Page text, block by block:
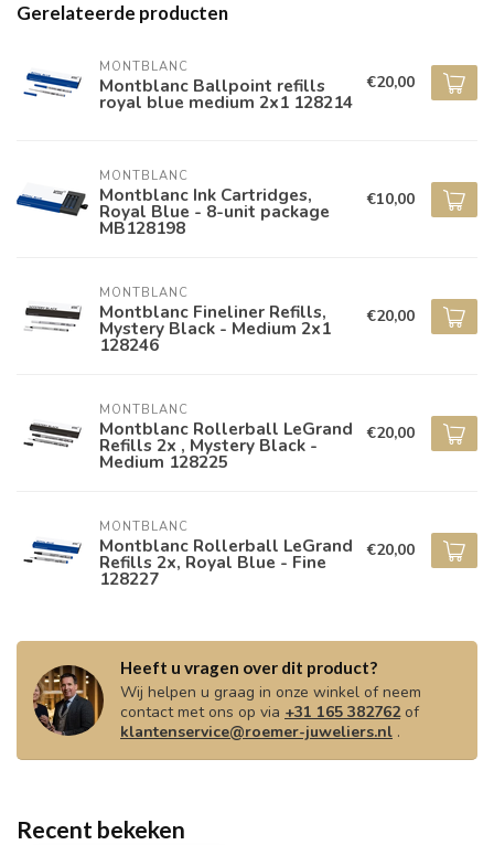
Gerelateerde producten
MONTBLANC
Montblanc Ballpoint refills
royal blue medium 2x1 128214
€20,00
MONTBLANC
Montblanc Ink Cartridges,
Royal Blue - 8-unit package
MB128198
€10,00
MONTBLANC
Montblanc Fineliner Refills,
Mystery Black - Medium 2x1
128246
€20,00
MONTBLANC
Montblanc Rollerball LeGrand
Refills 2x , Mystery Black -
Medium 128225
€20,00
MONTBLANC
Montblanc Rollerball LeGrand
Refills 2x, Royal Blue - Fine
128227
€20,00
Heeft u vragen over dit product?
Wij helpen u graag in onze winkel of neem
contact met ons op via +31 165 382762of
klantenservice@roemer-juweliers.nl .
Recent bekeken